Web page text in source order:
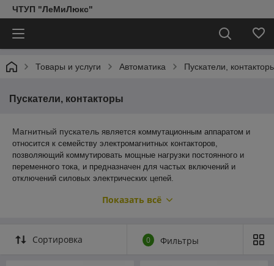
ЧТУП "ЛеМиЛюкс"
Товары и услуги Автоматика Пускатели,
Пускатели, контакторы
Магнитный пускатель является коммутационным аппаратом и
относится к семейству электромагнитных контакторов,
позволяющий коммутировать мощные нагрузки постоянного и
переменного тока, и предназначен для частых включений и
отключений силовых электрических цепей.
Мы предлагаем производителей на любой вкус:
EKF
Показать всё
Сортировка 0 Фильтры